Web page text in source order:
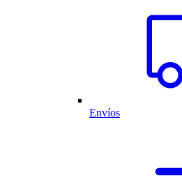
Envíos